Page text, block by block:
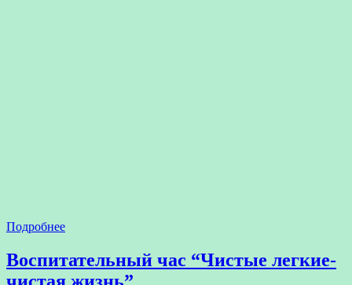
Подробнее
Воспитательный час “Чистые легкие-